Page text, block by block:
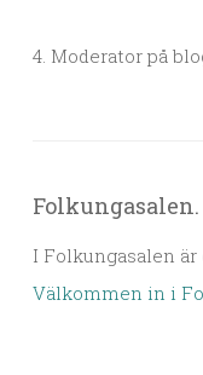
4. Moderator på
Folkungasalen.
I Folkungasalen
Välkommen in i